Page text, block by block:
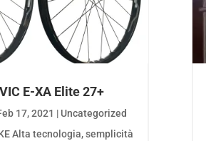
E-XA Elite 27+
17, 2021 | Uncategorized
Alta tecnologia, semplicità